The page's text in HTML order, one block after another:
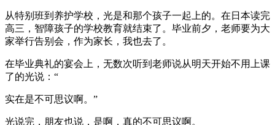
从特别班到养护学校，光是和那个孩子一起上的。在日本读完
高三，智障孩子的学校教育就结束了。毕业前夕，老师要为大
家举行告别会，作为家长，我也去了。
在毕业典礼的宴会上，无数次听到老师说从明天开始不用上课
了的光说：“
实在是不可思议啊。”
光说完，朋友也说，是啊，真的不可思议啊。